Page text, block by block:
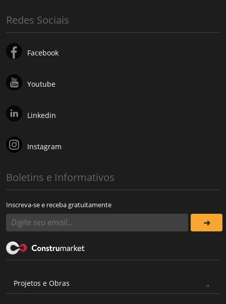
Redes Sociais
Facebook
Youtube
Linkedin
Instagram
Boletins e Informativos
Inscreva-se e receba gratuitamente
Projetos e Obras